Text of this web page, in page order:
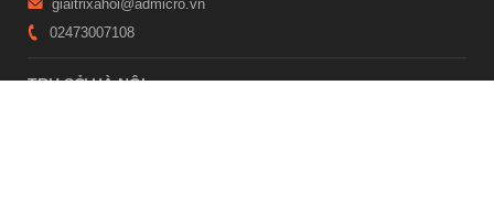
giaitrixahoi@admicro.vn
02473007108
TRỤ SỞ HÀ NỘI